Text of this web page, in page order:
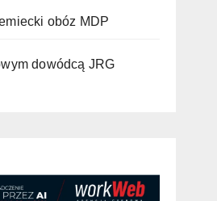
obóz MDP
dowódcą JRG